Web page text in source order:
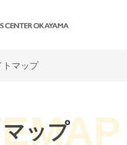
トマップ
ップ